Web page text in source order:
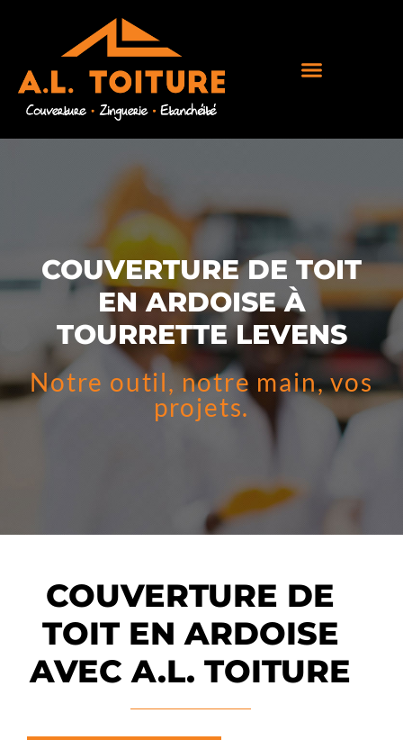
COUVERTURE DE TOIT
EN ARDOISE À
TOURRETTE LEVENS
Notre outil, notre main, vos
projets.
COUVERTURE DE
TOIT EN ARDOISE
AVEC A.L. TOITURE